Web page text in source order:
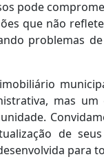
pode
que não
problemas
mas
de
para